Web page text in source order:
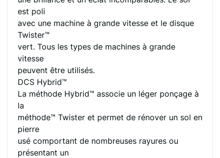
est poli
avec une machine à grande vitesse et le disque
Twister™
vert. Tous les types de machines à grande
vitesse
peuvent être utilisés.
DCS Hybrid™
La méthode Hybrid™ associe un léger ponçage à
la
méthode™ Twister et permet de rénover un sol en
pierre
usé comportant de nombreuses rayures ou
présentant un